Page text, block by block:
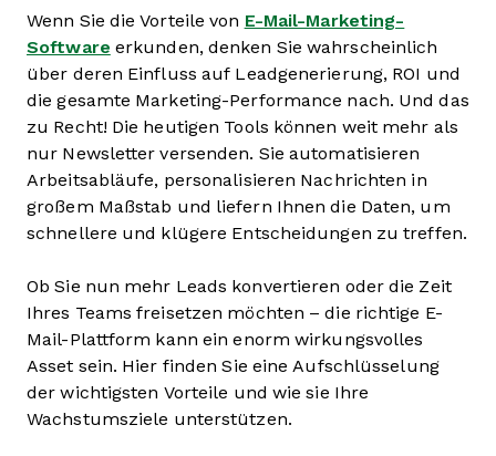
Wenn Sie die Vorteile von E-Mail-Marketing-
Software erkunden, denken Sie wahrscheinlich
über deren Einfluss auf Leadgenerierung, ROI und
die gesamte Marketing-Performance nach. Und das
zu Recht! Die heutigen Tools können weit mehr als
nur Newsletter versenden. Sie automatisieren
Arbeitsabläufe, personalisieren Nachrichten in
großem Maßstab und liefern Ihnen die Daten, um
schnellere und klügere Entscheidungen zu treffen.
Ob Sie nun mehr Leads konvertieren oder die Zeit
Ihres Teams freisetzen möchten – die richtige E-
Mail-Plattform kann ein enorm wirkungsvolles
Asset sein. Hier finden Sie eine Aufschlüsselung
der wichtigsten Vorteile und wie sie Ihre
Wachstumsziele unterstützen.